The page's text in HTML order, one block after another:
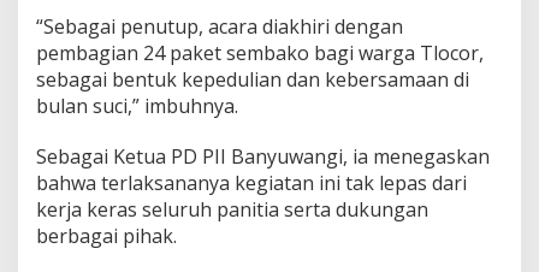
“Sebagai penutup, acara diakhiri dengan
pembagian 24 paket sembako bagi warga Tlocor,
sebagai bentuk kepedulian dan kebersamaan di
bulan suci,” imbuhnya.
Sebagai Ketua PD PII Banyuwangi, ia menegaskan
bahwa terlaksananya kegiatan ini tak lepas dari
kerja keras seluruh panitia serta dukungan
berbagai pihak.